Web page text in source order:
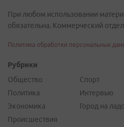
При любом использовании
обязательна. Коммерческий
Политика обработки персональных
Рубрики
Общество
Политика
Экономика
Происшествия
Спорт
Интервью
Город на